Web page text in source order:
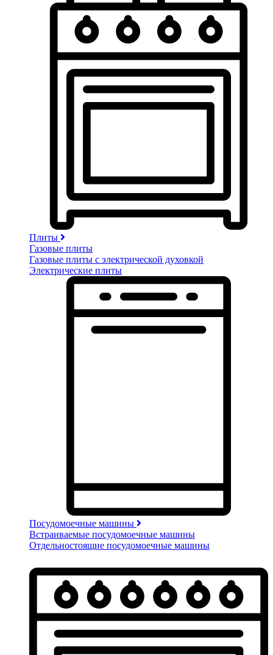
Плиты
Газовые плиты
Газовые плиты с электрической духовкой
Электрические плиты
Посудомоечные машины
Встраиваемые посудомоечные машины
Отдельностоящие посудомоечные машины